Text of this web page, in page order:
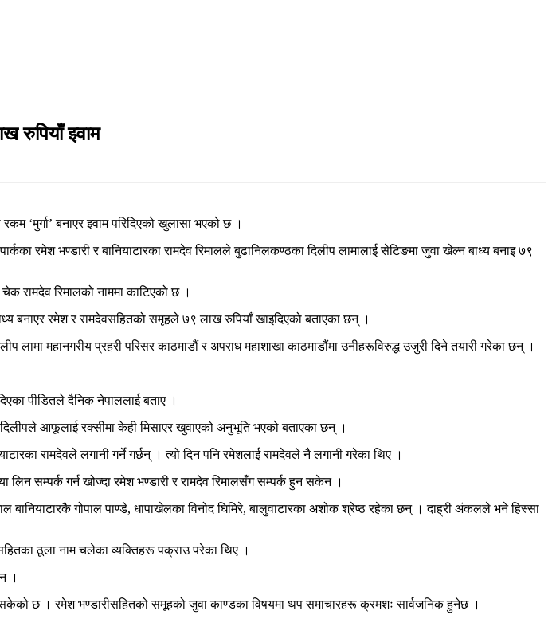
रुपियाँ झ्वाम
‘मुर्गा’ बनाएर झ्वाम परिदिएको खुलासा भएको छ ।
रमेश भण्डारी र बानियाटारका रामदेव रिमालले बुढानिलकण्ठका दिलीप लामालाई सेटिङमा जुवा खेल्न बाध्य बनाइ ७९
रामदेव रिमालको नाममा काटिएको छ ।
बनाएर रमेश र रामदेवसहितको समूहले ७९ लाख रुपियाँ खाइदिएको बताएका छन् ।
महानगरीय प्रहरी परिसर काठमाडौं र अपराध महाशाखा काठमाडौंमा उनीहरूविरुद्ध उजुरी दिने तयारी गरेका छन् ।
पीडितले दैनिक नेपाललाई बताए ।
आफूलाई रक्सीमा केही मिसाएर खुवाएको अनुभूति भएको बताएका छन् ।
रामदेवले लगानी गर्ने गर्छन् । त्यो दिन पनि रमेशलाई रामदेवले नै लगानी गरेका थिए ।
सम्पर्क गर्न खोज्दा रमेश भण्डारी र रामदेव रिमालसँग सम्पर्क हुन सकेन ।
बानियाटारकै गोपाल पाण्डे, धापाखेलका विनोद घिमिरे, बालुवाटारका अशोक श्रेष्ठ रहेका छन् । दाह्री अंकलले भने हिस्सा
ठूला नाम चलेका व्यक्तिहरू पक्राउ परेका थिए ।
।
छ । रमेश भण्डारीसहितको समूहको जुवा काण्डका विषयमा थप समाचारहरू क्रमशः सार्वजनिक हुनेछ ।